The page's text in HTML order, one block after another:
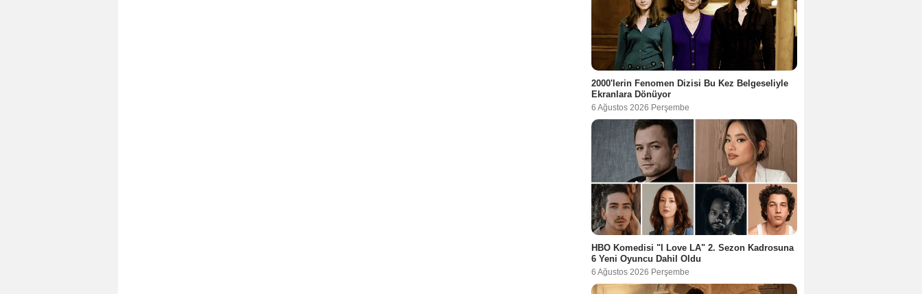
2000'lerin Fenomen Dizisi Bu Kez Belgeseliyle
Ekranlara Dönüyor
6 Ağustos 2026 Perşembe
HBO Komedisi "I Love LA" 2. Sezon Kadrosuna
6 Yeni Oyuncu Dahil Oldu
6 Ağustos 2026 Perşembe